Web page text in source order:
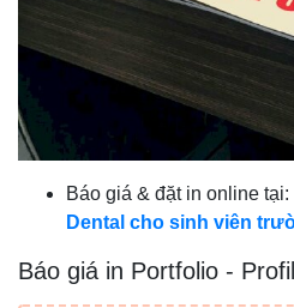
Báo giá & đặt in online tại:
Dental cho sinh viên
Báo giá in Portfolio -